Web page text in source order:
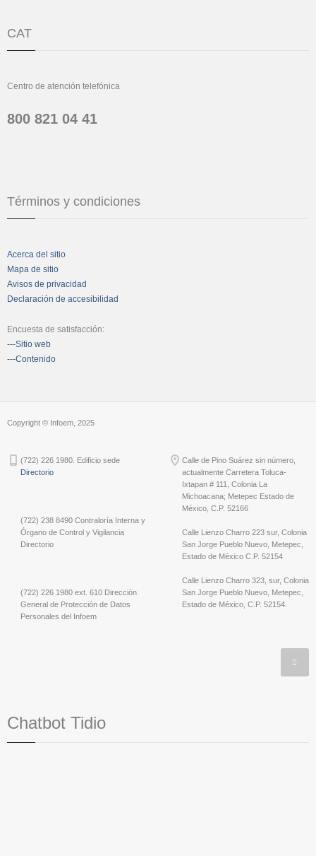
CAT
Centro de atención telefónica
800 821 04 41
Términos y condiciones
Acerca del sitio
Mapa de sitio
Avisos de privacidad
Declaración de accesibilidad
Encuesta de satisfacción:
---Sitio web
---Contenido
Copyright © Infoem, 2025
(722) 226 1980. Edificio sede
Directorio
(722) 238 8490 Contraloría Interna y
Órgano de Control y Vigilancia
Directorio
(722) 226 1980 ext. 610 Dirección
General de Protección de Datos
Personales del Infoem
Calle de Pino Suárez sin número,
actualmente Carretera Toluca-
Ixtapan # 111, Colonia La
Michoacana; Metepec Estado de
México, C.P. 52166
Calle Lienzo Charro 223 sur, Colonia
San Jorge Pueblo Nuevo, Metepec,
Estado de México C.P. 52154
Calle Lienzo Charro 323, sur, Colonia
San Jorge Pueblo Nuevo, Metepec,
Estado de México, C.P. 52154.
Chatbot Tidio